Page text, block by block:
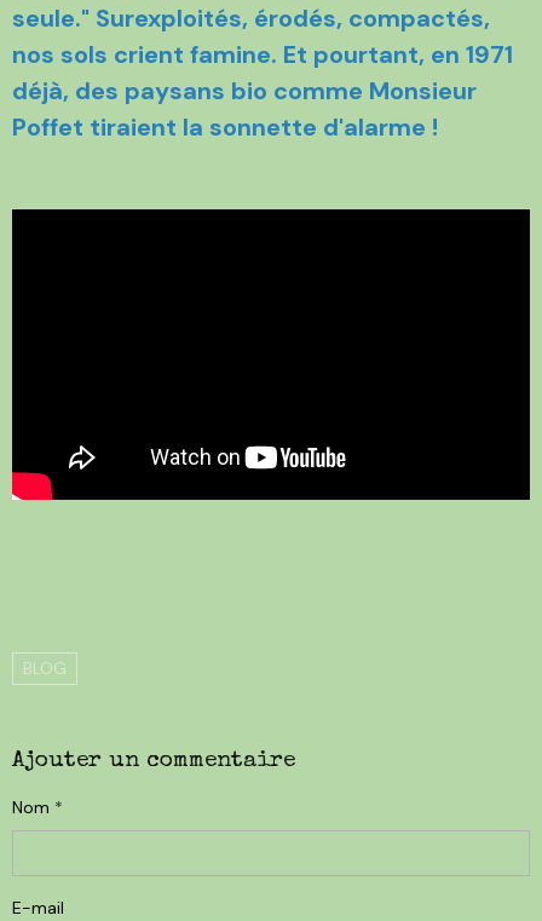
seule." Surexploités, érodés, compactés,
nos sols crient famine. Et pourtant, en 1971
déjà, des paysans bio comme Monsieur
Poffet tiraient la sonnette d'alarme !
BLOG
Ajouter un commentaire
Nom
E-mail